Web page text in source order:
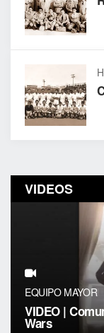
VIDEOS
EQUIPO MAYOR
VIDEO |
Wars